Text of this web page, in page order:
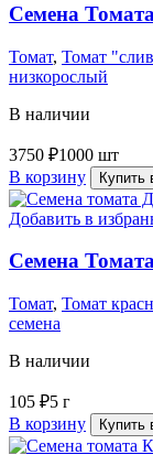
Семена
Томат, Томат
низкорослый
В наличии
3750 ₽1000 шт
В корзину
Купить
Добавить в
Семена
Томат, Томат
семена
В наличии
105 ₽5 г
В корзину
Купить